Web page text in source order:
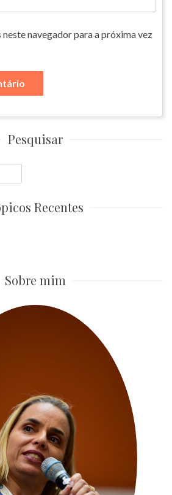
neste navegador para a próxima vez
Pesquisar
Recentes
Sobre mim